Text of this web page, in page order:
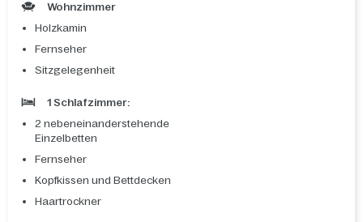
Wohnzimmer
Holzkamin
Fernseher
Sitzgelegenheit
1 Schlafzimmer:
2 nebeneinanderstehende
Einzelbetten
Fernseher
Kopfkissen und Bettdecken
Haartrockner